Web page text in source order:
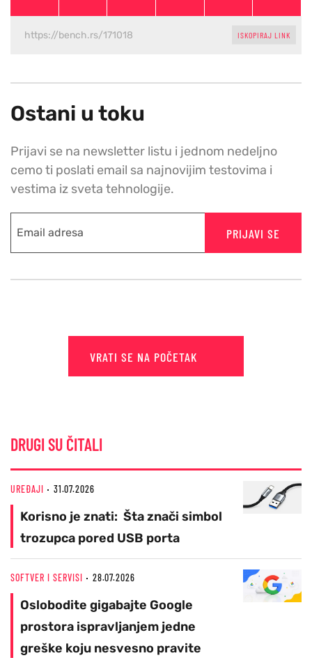
ISKOPIRAJ LINK
Ostani u toku
Prijavi se na newsletter listu i jednom nedeljno
cemo ti poslati email sa najnovijim testovima i
vestima iz sveta tehnologije.
PRIJAVI SE
VRATI SE NA POČETAK
DRUGI SU ČITALI
UREĐAJI 31.07.2026
Korisno je znati: Šta znači simbol
trozupca pored USB porta
SOFTVER I SERVISI 28.07.2026
Oslobodite gigabajte Google
prostora ispravljanjem jedne
greške koju nesvesno pravite